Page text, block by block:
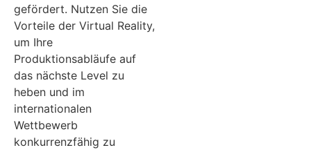
gefördert. Nutzen Sie die
Vorteile der Virtual Reality,
um Ihre
Produktionsabläufe auf
das nächste Level zu
heben und im
internationalen
Wettbewerb
konkurrenzfähig zu